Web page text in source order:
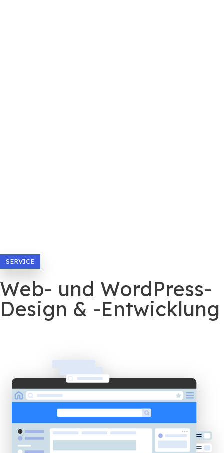
SERVICE
Web- und WordPress-
Design & -Entwicklung